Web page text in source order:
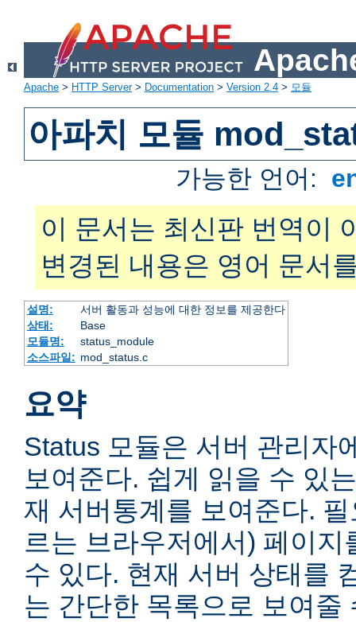
Apache > HTTP Server> Documentation > Version 2.4 > 모듈
아파치 모듈
가능한 언어:
이 문서는 최신판 번역이
변경된 내용은 영어 문서
설명:
서버 활동과 성능에 대한 정보를 제공한다
상태:
Base
모듈명:
status_module
소스파일: mod_status.c
요약
Status 모듈은 서버 관리자
보여준다. 쉽게 읽을 수 있
재 서버통계를 보여준다.
르는 브라우저에서) 페이지
수 있다. 현재 서버 상태를
는 간단한 목록으로 보여줄